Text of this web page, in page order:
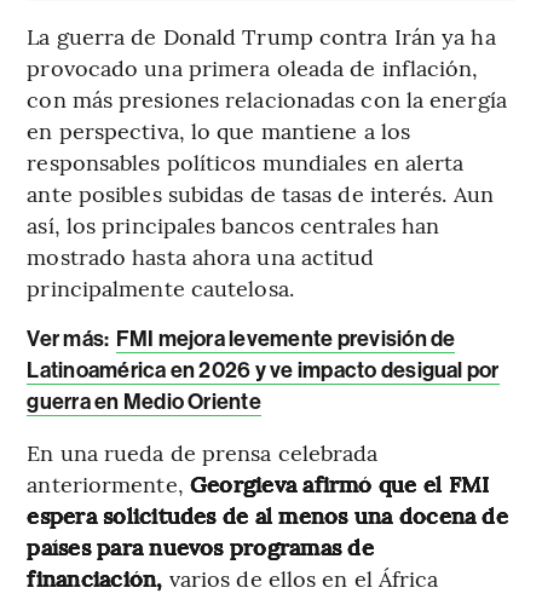
La guerra de Donald Trump contra Irán ya ha
provocado una primera oleada de inflación,
con más presiones relacionadas con la energía
en perspectiva, lo que mantiene a los
responsables políticos mundiales en alerta
ante posibles subidas de tasas de interés. Aun
así, los principales bancos centrales han
mostrado hasta ahora una actitud
principalmente cautelosa.
Ver más: FMI mejora levemente previsión de
Latinoamérica en 2026 y ve impacto desigual por
guerra en Medio Oriente
En una rueda de prensa celebrada
anteriormente, Georgieva afirmó que el FMI
espera solicitudes de al menos una docena de
países para nuevos programas de
financiación, varios de ellos en el África